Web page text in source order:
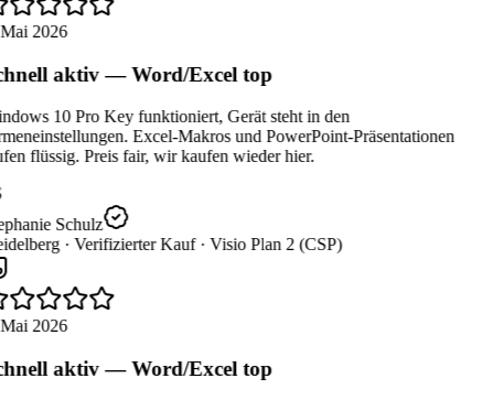
2026
aktiv — Word/Excel top
10 Pro Key funktioniert, Gerät steht in den
Excel-Makros und PowerPoint-Präsentationen
flüssig. Preis fair, wir kaufen wieder hier.
Schulz
· Verifizierter Kauf · Visio Plan 2 (CSP)
2026
aktiv — Word/Excel top